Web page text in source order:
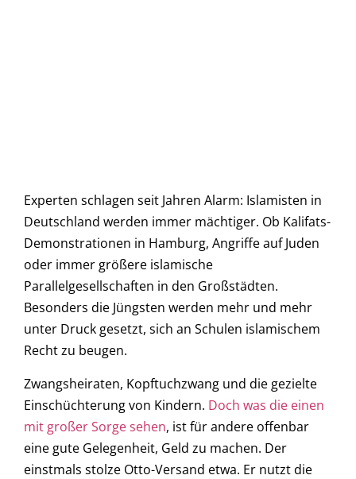
Experten schlagen seit Jahren Alarm: Islamisten in
Deutschland werden immer mächtiger. Ob Kalifats-
Demonstrationen in Hamburg, Angriffe auf Juden
oder immer größere islamische
Parallelgesellschaften in den Großstädten.
Besonders die Jüngsten werden mehr und mehr
unter Druck gesetzt, sich an Schulen islamischem
Recht zu beugen.
Zwangsheiraten, Kopftuchzwang und die gezielte
Einschüchterung von Kindern. Doch was die einen
mit großer Sorge sehen, ist für andere offenbar
eine gute Gelegenheit, Geld zu machen. Der
einstmals stolze Otto-Versand etwa. Er nutzt die